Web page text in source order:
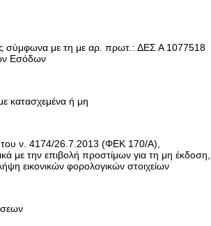
σύμφωνα με τη με αρ. πρωτ.: ΔΕΣ Α 1077518
Εσόδων
κατασχεμένα ή μη
του ν. 4174/26.7.2013 (ΦΕΚ 170/Α),
με την επιβολή προστίμων για τη μη έκδοση,
εικονικών φορολογικών στοιχείων